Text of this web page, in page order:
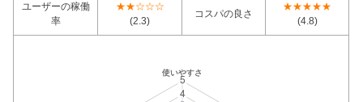
ユーザーの稼働
率
★★☆☆☆
(2.3)
コスパの良さ
★★★★★
(4.8)